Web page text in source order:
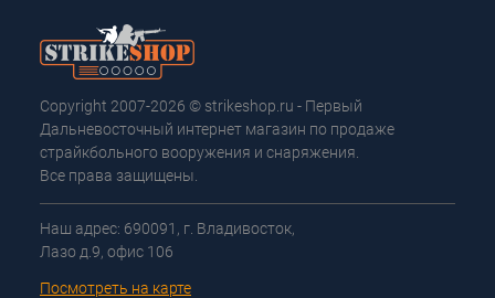
Copyright 2007-2026 © strikeshop.ru - Первый
Дальневосточный интернет магазин по продаже
страйкбольного вооружения и снаряжения.
Все права защищены.
Наш адрес: 690091, г. Владивосток,
Лазо д.9, офис 106
Посмотреть на карте